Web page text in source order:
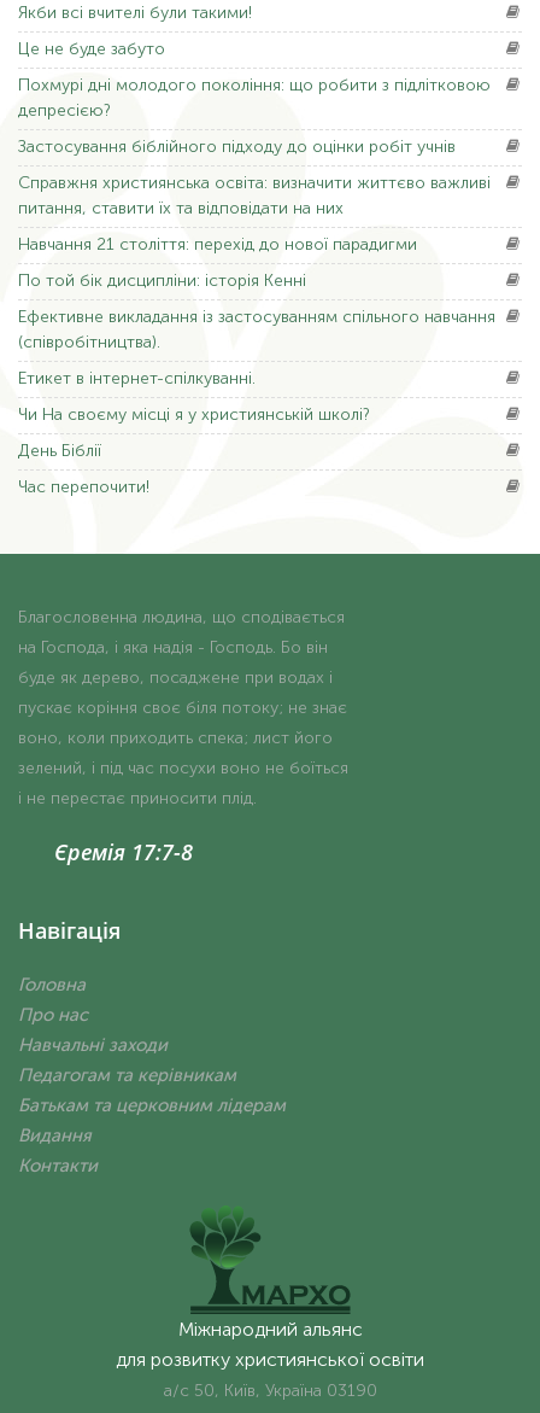
Якби всі вчителі були такими!
Це не буде забуто
Похмурі дні молодого покоління: що робити з підлітковою
депресією?
Застосування біблійного підходу до оцінки робіт учнів
Справжня християнська освіта: визначити життєво важливі
питання, ставити їх та відповідати на них
Навчання 21 століття: перехід до нової парадигми
По той бік дисципліни: історія Кенні
Ефективне викладання із застосуванням спільного навчання
(співробітництва).
Етикет в інтернет-спілкуванні.
Чи На своєму місці я у християнській школі?
День Біблії
Час перепочити!
Благословенна людина, що сподівається
на Господа, і яка надія - Господь. Бо він
буде як дерево, посаджене при водах і
пускає коріння своє біля потоку; не знає
воно, коли приходить спека; лист його
зелений, і під час посухи воно не боїться
і не перестає приносити плід.
Єремія 17:7-8
Навігація
Головна
Про нас
Навчальні заходи
Педагогам та керівникам
Батькам та церковним лідерам
Видання
Контакти
Міжнародний альянс
для розвитку християнської освіти
а/с 50, Київ, Україна 03190